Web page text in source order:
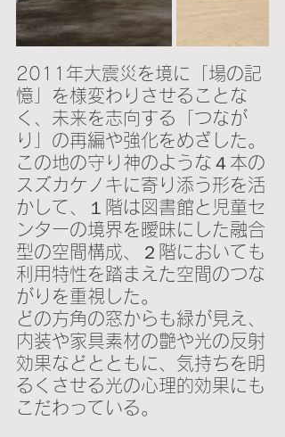
2011年大震災を境に「場の記
憶」を様変わりさせることな
く、未来を志向する「つなが
り」の再編や強化をめざした。
この地の守り神のような４本の
スズカケノキに寄り添う形を活
かして、１階は図書館と児童セ
ンターの境界を曖昧にした融合
型の空間構成、２階においても
利用特性を踏まえた空間のつな
がりを重視した。
どの方角の窓からも緑が見え、
内装や家具素材の艶や光の反射
効果などとともに、気持ちを明
るくさせる光の心理的効果にも
こだわっている。